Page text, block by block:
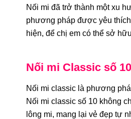
Nối mi đã trở thành một xu
phương pháp được yêu
hiện, để chị em có thể sở
Nối mi Classic số
Nối mi classic là phương
Nối mi classic số 10 không
lông mi, mang lại vẻ đẹp tự